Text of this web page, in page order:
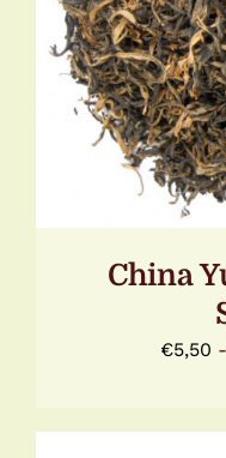
OPTIES
China
€5,50 -